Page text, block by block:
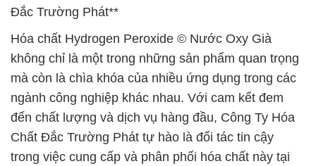
Đắc Trường Phát**
Hóa chất Hydrogen Peroxide © Nước Oxy Già
không chỉ là một trong những sản phẩm quan trọng
mà còn là chìa khóa của nhiều ứng dụng trong các
ngành công nghiệp khác nhau. Với cam kết đem
đến chất lượng và dịch vụ hàng đầu, Công Ty Hóa
Chất Đắc Trường Phát tự hào là đối tác tin cậy
trong việc cung cấp và phân phối hóa chất này tại